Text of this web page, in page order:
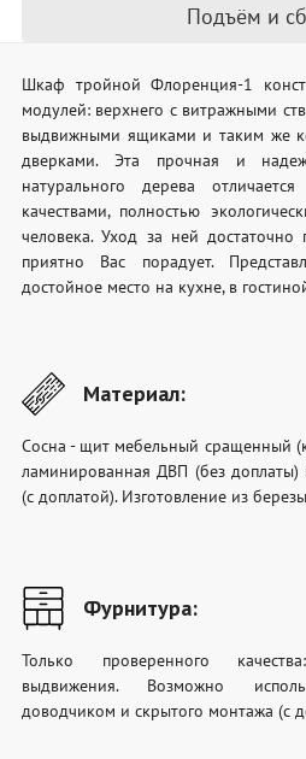
Подъём и
Шкаф тройной Флоренция-1
модулей: верхнего с витражными
выдвижными ящиками и таким же
дверками. Эта прочная и
натурального дерева
качествами, полностью
человека. Уход за ней достаточно
приятно Вас порадует.
достойное место на кухне, в
Материал:
Сосна - щит мебельный сращенный
ламинированная ДВП (без
(с доплатой). Изготовление из
Фурнитура:
Только проверенного
выдвижения. Возможно
доводчиком и скрытого монтажа (с